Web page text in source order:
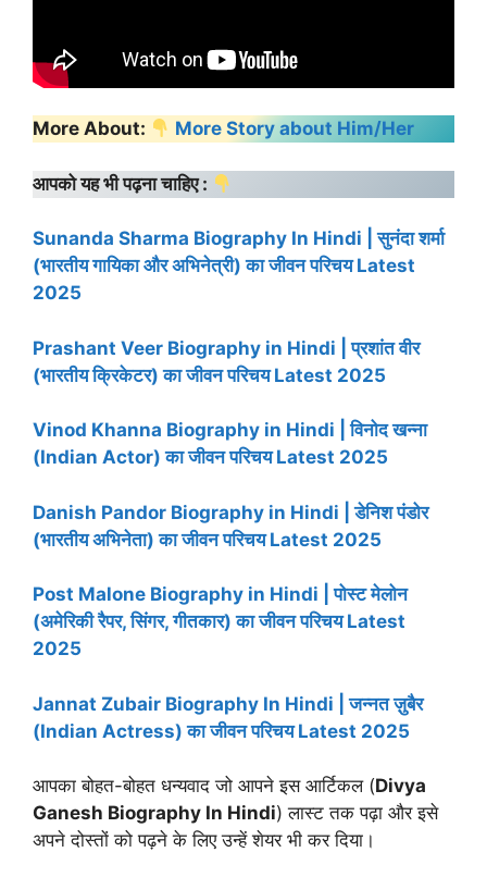
More About: More Story about Him/Her
आपको यह भी पढ़ना चाहिए :
Sunanda Sharma Biography In Hindi | सुनंदा शर्मा
(भारतीय गायिका और अभिनेत्री) का जीवन परिचय Latest
2025
Prashant Veer Biography in Hindi | प्रशांत वीर
(भारतीय क्रिकेटर) का जीवन परिचय Latest 2025
Vinod Khanna Biography in Hindi | विनोद खन्ना
(Indian Actor) का जीवन परिचय Latest 2025
Danish Pandor Biography in Hindi | डेनिश पंडोर
(भारतीय अभिनेता) का जीवन परिचय Latest 2025
Post Malone Biography in Hindi | पोस्ट मेलोन
(अमेरिकी रैपर, सिंगर, गीतकार) का जीवन परिचय Latest
2025
Jannat Zubair Biography In Hindi | जन्नत ज़ुबैर
(Indian Actress) का जीवन परिचय Latest 2025
आपका बोहत-बोहत धन्यवाद जो आपने इस आर्टिकल (Divya
Ganesh Biography In Hindi) लास्ट तक पढ़ा और इसे
अपने दोस्तों को पढ़ने के लिए उन्हें शेयर भी कर दिया।